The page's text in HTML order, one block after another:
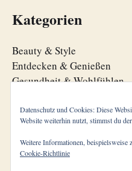
Kategorien
Beauty & Style
Entdecken & Genießen
Gesundheit & Wohlfühlen
Lebensorganisation
Zeitgeist
Datenschutz und Cookies: Diese
Website weiterhin nutzt, stimmst du
Weitere Informationen,
Cookie-Richtlinie